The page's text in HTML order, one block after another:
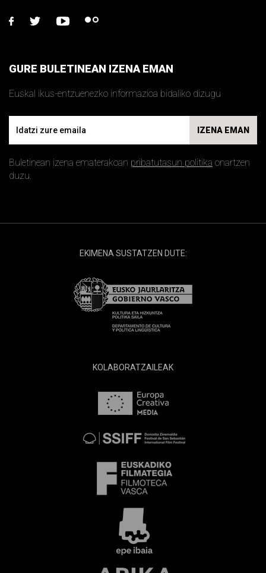
facebook
twitter youtubeflickr
GURE BULETINEAN IZENA EMAN
Euskal ikus-entzuenezko informazioa bidaliko dizugu
IZENA EMAN
Buletinean izena ematerakoan pribatutasun politika onartzen
duzu.
EKIMENA SUSTATZEN DUTE:
KOLABORATZAILEAK